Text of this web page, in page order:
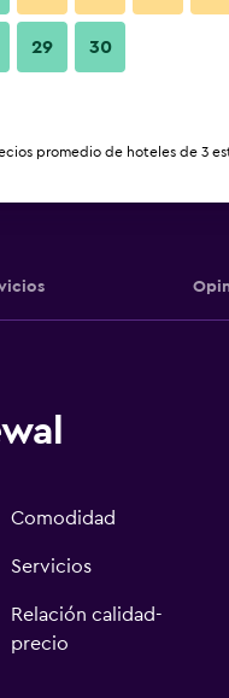
Comodidad
Servicios
Relación calidad-
precio
29 30
promedio de hoteles de 3